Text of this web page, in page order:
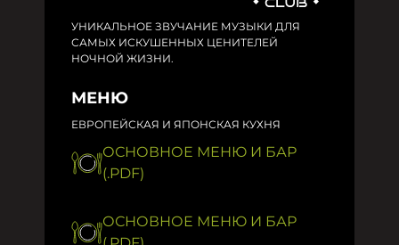
УНИКАЛЬНОЕ ЗВУЧАНИЕ МУЗЫКИ ДЛЯ
САМЫХ ИСКУШЕННЫХ ЦЕНИТЕЛЕЙ
НОЧНОЙ ЖИЗНИ.
МЕНЮ
ЕВРОПЕЙСКАЯ И ЯПОНСКАЯ КУХНЯ
ОСНОВНОЕ МЕНЮ И БАР
(.PDF)
ОСНОВНОЕ МЕНЮ И БАР